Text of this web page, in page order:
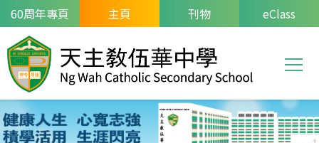
移至主內容
60周年專頁 主頁 刊物 eClass
Main